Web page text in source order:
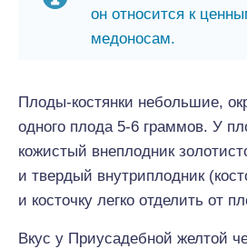
он относится к
медоносам.
Плоды-костянки небольшие,
одного плода 5-6 граммов. У
кожистый внеплодник
и твердый внутриплодник
и косточку легко отделить от
Вкус у Приусадебной желтой